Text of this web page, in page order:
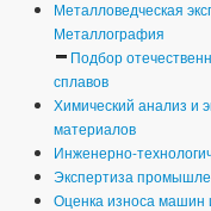
Металловедческая
Металлография
Подбор
сплавов
Химический анализ и
материалов
Инженерно-
Экспертиза
Оценка износа машин